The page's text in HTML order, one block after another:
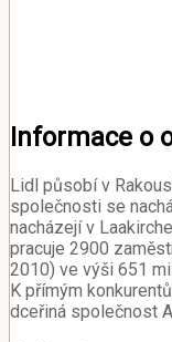
Informace o
Lidl působí v
společnosti se
nacházejí v
pracuje 2900
2010) ve výši 651
K přímým
dceřiná společnost